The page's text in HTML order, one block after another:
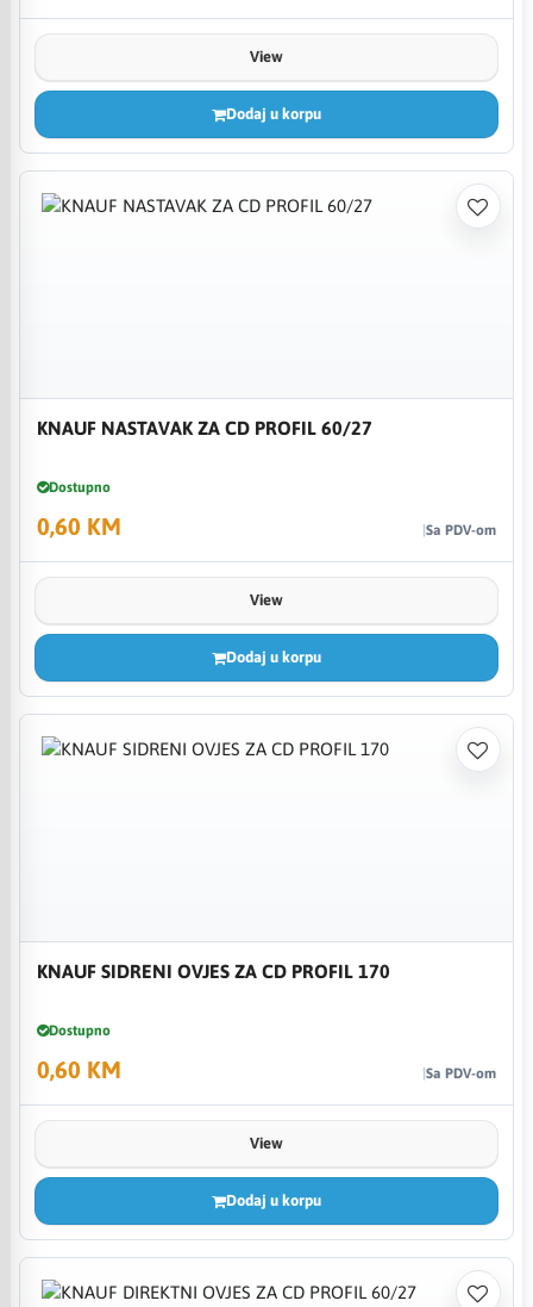
View
Dodaj u korpu
KNAUF NASTAVAK ZA CD PROFIL 60/27
Dostupno
0,60 KM Sa PDV-om
View
Dodaj u korpu
KNAUF SIDRENI OVJES ZA CD PROFIL 170
Dostupno
0,60 KM Sa PDV-om
View
Dodaj u korpu